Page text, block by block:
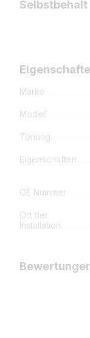
Selbstbehalt
Marke
Modell
Tönung
Eigenschaften
OE Nummer
Ort der
Installation